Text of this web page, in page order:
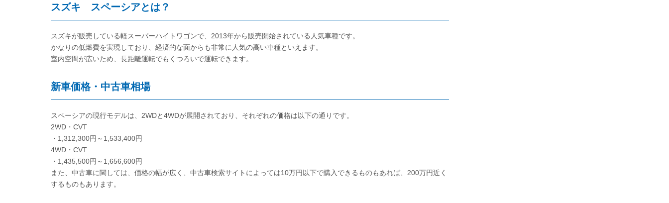
スズキ スペーシアとは？
スズキが販売している軽スーパーハイトワゴンで、2013年から販売開始されている人気車種です。
かなりの低燃費を実現しており、経済的な面からも非常に人気の高い車種といえます。
室内空間が広いため、長距離運転でもくつろいで運転できます。
新車価格・中古車相場
スペーシアの現行モデルは、2WDと4WDが展開されており、それぞれの価格は以下の通りです。
2WD・CVT
・1,312,300円～1,533,400円
4WD・CVT
・1,435,500円～1,656,600円
また、中古車に関しては、価格の幅が広く、中古車検索サイトによっては10万円以下で購入できるものもあれば、200万円近く
するものもあります。